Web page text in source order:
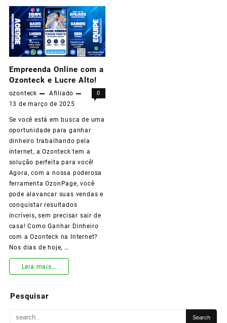
Empreenda Online com a
Ozonteck e Lucre Alto!
ozonteck
Afiliado
13 de março de 2025
0
Se você está em busca de uma
oportunidade para ganhar
dinheiro trabalhando pela
internet, a Ozonteck tem a
solução perfeita para você!
Agora, com a nossa poderosa
ferramenta OzonPage, você
pode alavancar suas vendas e
conquistar resultados
incríveis, sem precisar sair de
casa! Como Ganhar Dinheiro
com a Ozonteck na Internet?
Nos dias de hoje, …
Empreenda
com
a
Leia mais…
Pesquisar